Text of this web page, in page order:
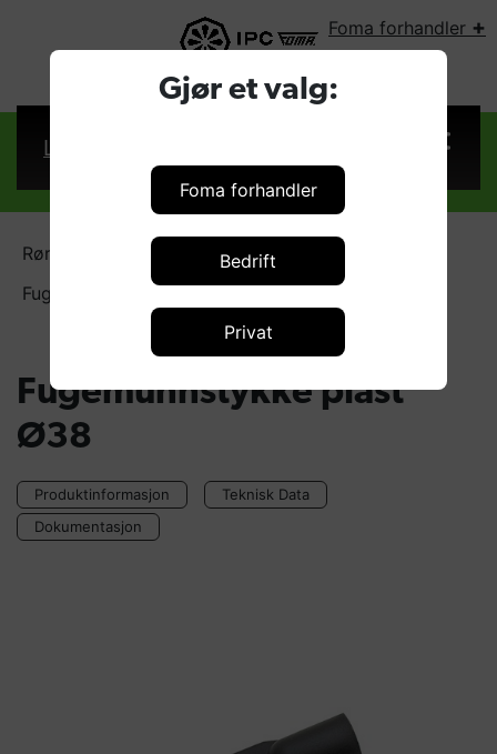
Gjør et valg:
Foma forhandler
Bedrift
Privat
Foma forhandler +
VELG LAND:
Logg inn
Rør og munnstykker Ø38/40
Fugemunnstykke plast Ø38
Fugemunnstykke plast
Ø38
Produktinformasjon
Teknisk Data
Dokumentasjon